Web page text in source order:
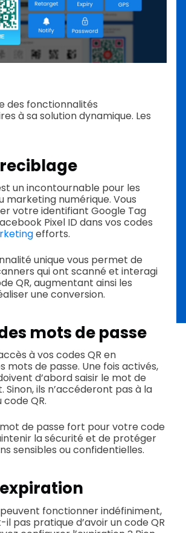
des fonctionnalités
à sa solution dynamique. Les
un incontournable pour les
marketing numérique. Vous
votre identifiant Google Tag
Pixel ID dans vos codes
efforts.
unique vous permet de
qui ont scanné et interagi
QR, augmentant ainsi les
une conversion.
mots de passe
à vos codes QR en
mots de passe. Une fois activés,
d’abord saisir le mot de
Sinon, ils n’accéderont pas à la
QR.
mot de passe fort pour votre code
la sécurité et de protéger
sensibles ou confidentielles.
peuvent fonctionner indéfiniment,
pas pratique d’avoir un code QR